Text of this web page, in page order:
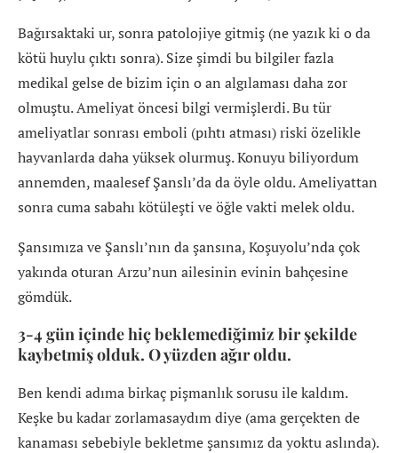
Bağırsaktaki ur, sonra patolojiye gitmiş (ne yazık ki o da
kötü huylu çıktı sonra). Size şimdi bu bilgiler fazla
medikal gelse de bizim için o an algılaması daha zor
olmuştu. Ameliyat öncesi bilgi vermişlerdi. Bu tür
ameliyatlar sonrası emboli (pıhtı atması) riski özelikle
hayvanlarda daha yüksek olurmuş. Konuyu biliyordum
annemden, maalesef Şanslı’da da öyle oldu. Ameliyattan
sonra cuma sabahı kötüleşti ve öğle vakti melek oldu.
Şansımıza ve Şanslı’nın da şansına, Koşuyolu’nda çok
yakında oturan Arzu’nun ailesinin evinin bahçesine
gömdük.
3-4 gün içinde hiç beklemediğimiz bir şekilde
kaybetmiş olduk. O yüzden ağır oldu.
Ben kendi adıma birkaç pişmanlık sorusu ile kaldım.
Keşke bu kadar zorlamasaydım diye (ama gerçekten de
kanaması sebebiyle bekletme şansımız da yoktu aslında).